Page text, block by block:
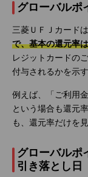
グローバルポ
三菱ＵＦＪカードは
で、基本の還元率
レジットカードの
付与されるかを示
例えば、「ご利用
という場合も還元
も、還元率だけを
グローバルポ
引き落とし日